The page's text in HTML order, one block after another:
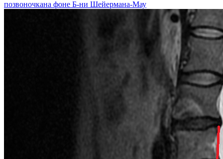
позвоночкана фоне Б-ни Шейермана-Мау